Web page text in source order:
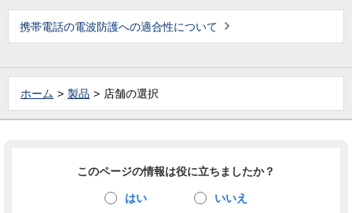
携帯電話の電波防護への適合性について
ホーム 製品 店舗の選択
このページの情報は役に立ちましたか？
はい いいえ